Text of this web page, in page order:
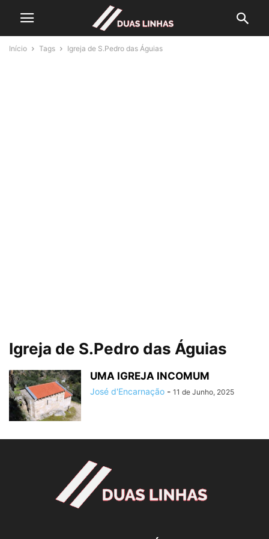
Início Tags Igreja de S.Pedro das Águias
Igreja de S.Pedro das Águias
UMA IGREJA INCOMUM
José d'Encarnação - 11 de Junho, 2025